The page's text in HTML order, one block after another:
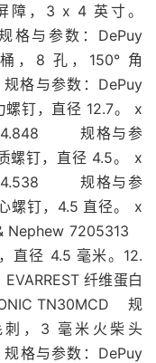
障，3 x 4 英寸。
与参数：DePuy
，8 孔，150° 角
格与参数：DePuy
螺钉，直径 12.7。 x
214.848 规格与参
螺钉，直径 4.5。 x
214.538 规格与参
螺钉，4.5 直径。 x
Nephew 7205313
直径 4.5 毫米。12.
纤维蛋白
TN30MCD 规
刺，3 毫米火柴头
格与参数：DePuy